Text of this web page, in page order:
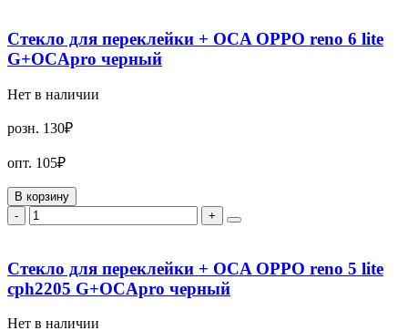
Стекло для переклейки + OCA OPPO reno 6 lite
G+OCApro черный
Нет в наличии
розн. 130₽
опт. 105₽
В корзину
-
+
Стекло для переклейки + OCA OPPO reno 5 lite
cph2205 G+OCApro черный
Нет в наличии